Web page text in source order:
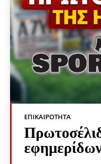
ΕΠΙΚΑΙΡΌΤΗΤΑ